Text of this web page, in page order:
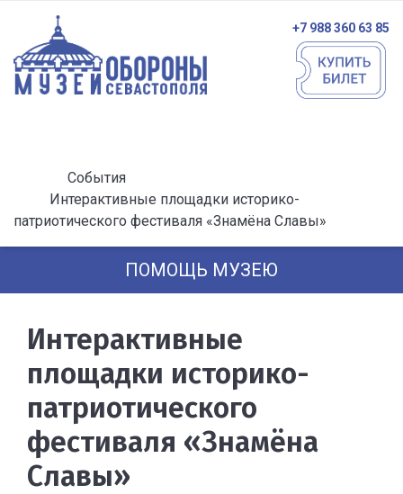
+7 988 360 63 85
События
Интерактивные площадки историко-
патриотического фестиваля «Знамёна Славы»
ПОМОЩЬ МУЗЕЮ
Интерактивные
площадки историко-
патриотического
фестиваля «Знамёна
Славы»